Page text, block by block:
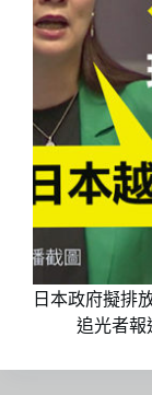
日本政府擬排
追光者報